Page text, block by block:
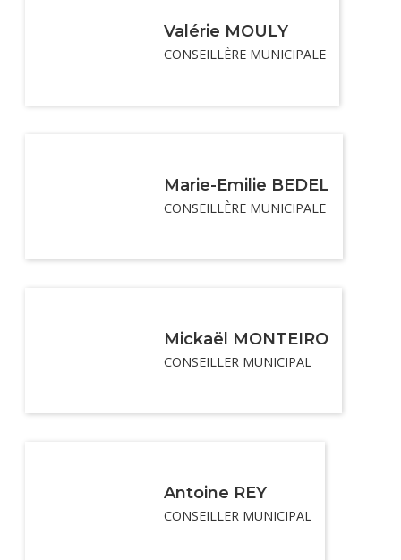
Valérie MOULY
CONSEILLÈRE MUNICIPALE
Marie-Emilie BEDEL
CONSEILLÈRE MUNICIPALE
Mickaël MONTEIRO
CONSEILLER MUNICIPAL
Antoine REY
CONSEILLER MUNICIPAL